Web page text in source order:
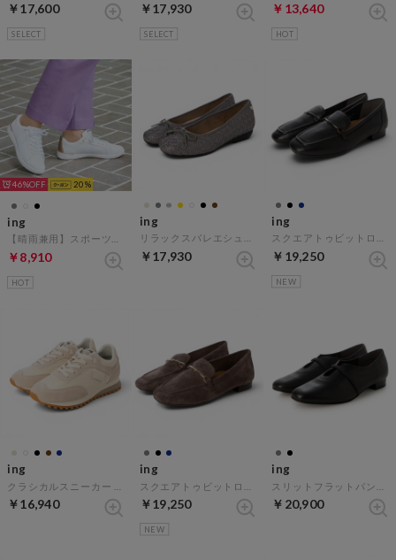
￥17,600
SELECT
￥17,930
SELECT
￥13,640
HOT
46% 20
ing
￥8,910
HOT
ing
￥17,930
ing
￥19,250
NEW
ing
￥16,940
ing
￥19,250
NEW
ing
￥20,900